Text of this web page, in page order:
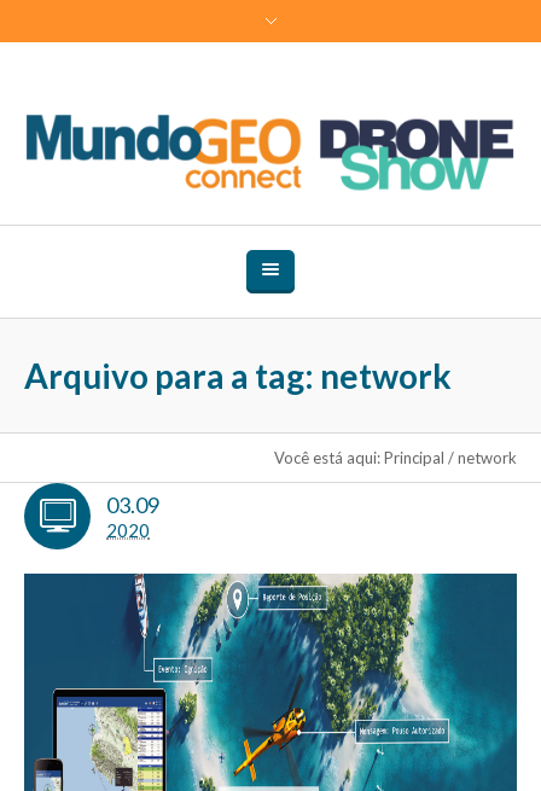
Arquivo para a tag: network
Você está aqui:Principal /network
03.09
2020